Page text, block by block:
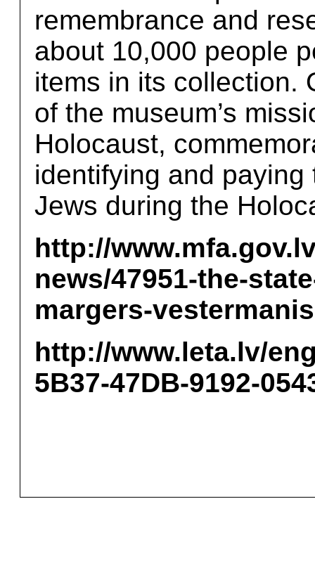
remembrance and
about 10,000 people
items in its collection.
of the museum’s
Holocaust,
identifying and
Jews during the
http://
news/47951-the-
margers-
http://www.leta.lv/
5B37-47DB-9192-